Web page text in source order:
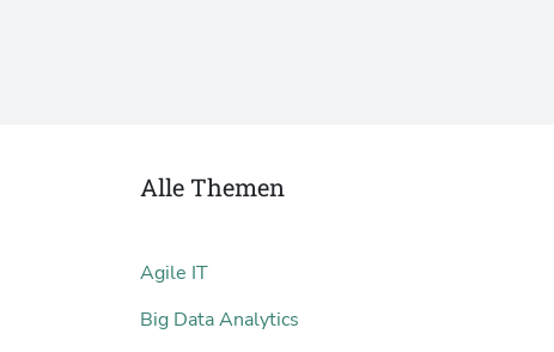
Alle Themen
Agile IT
Big Data Analytics